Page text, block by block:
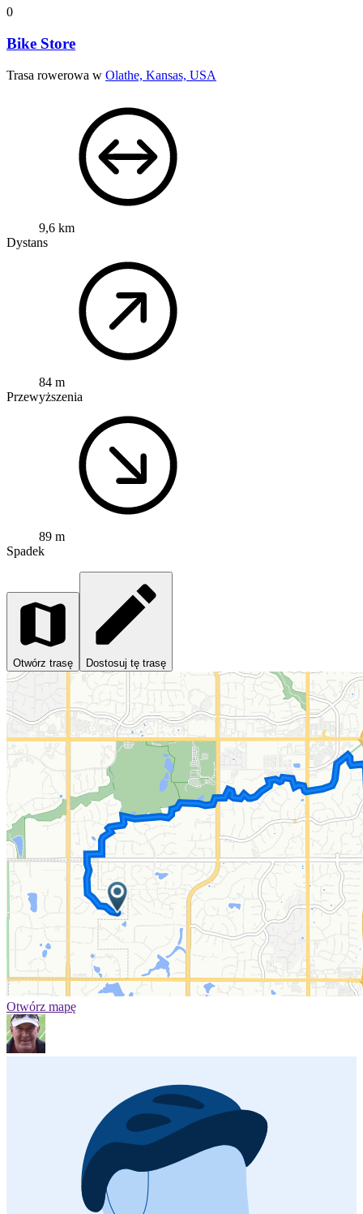
0
Bike Store
Trasa rowerowa w Olathe, Kansas, USA
9,6 km
Dystans
84 m
Przewyższenia
89 m
Spadek
Otwórz trasę Dostosuj tę trasę
Otwórz mapę